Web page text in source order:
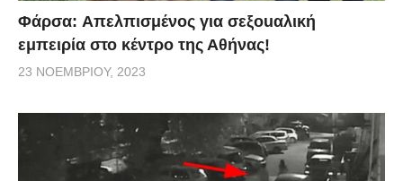
Φάρσα: Aπελπισμένος για σεξοuαλική
εμπειρία στο κέντρο της Αθήνας!
23 ΝΟΕΜΒΡΊΟΥ, 2023